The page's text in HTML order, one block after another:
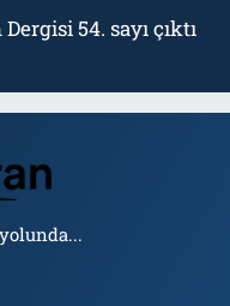
54. sayı çıktı